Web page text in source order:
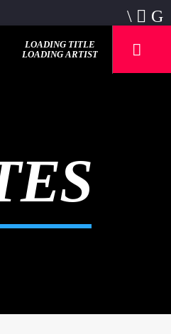
LOADING TITLE
LOADING ARTIST